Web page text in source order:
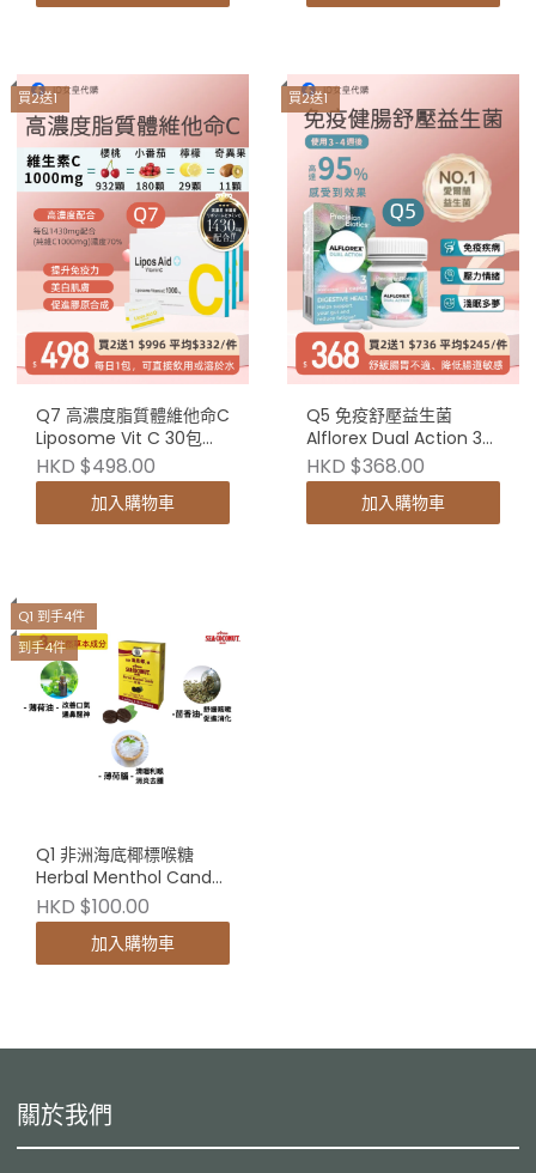
買2送1
Q7 高濃度脂質體維他命C
Liposome Vit C 30包
（買2送1）
HKD $498.00
加入購物車
買2送1
Q5 免疫舒壓益生菌
Alflorex Dual Action 30
粒（買2送1）
HKD $368.00
加入購物車
Q1 到手4件
到手4件
Q1 非洲海底椰標喉糖
Herbal Menthol Candy
每盒16粒（出4件）
HKD $100.00
加入購物車
關於我們